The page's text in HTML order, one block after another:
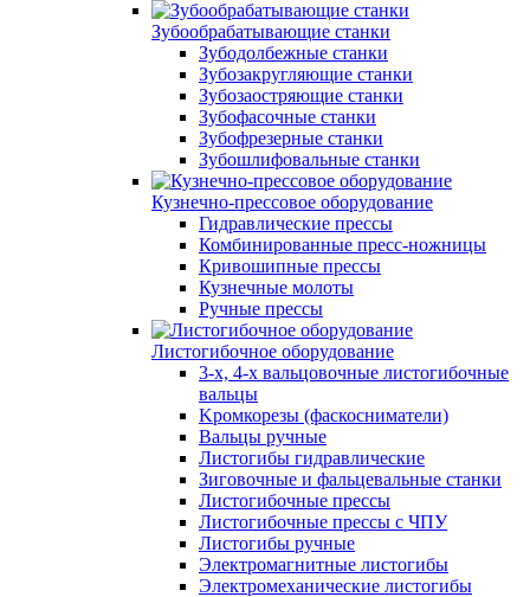
Зубообрабатывающие станки
Зубодолбежные станки
Зубозакругляющие станки
Зубозаостряющие станки
Зубофасочные станки
Зубофрезерные станки
Зубошлифовальные станки
Кузнечно-прессовое оборудование
Гидравлические прессы
Комбинированные пресс-ножницы
Кривошипные прессы
Кузнечные молоты
Ручные прессы
Листогибочное оборудование
3-х, 4-х вальцовочные листогибочные
вальцы
Kромкорезы (фаскосниматели)
Вальцы ручные
Листогибы гидравлические
Зиговочные и фальцевальные станки
Листогибочные прессы
Листогибочные прессы с ЧПУ
Листогибы ручные
Электромагнитные листогибы
Электромеханические листогибы